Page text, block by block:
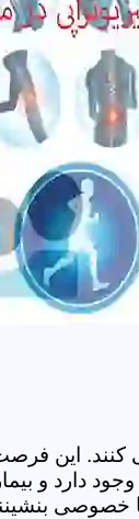
می کنند. این
دارد و
خصوصی